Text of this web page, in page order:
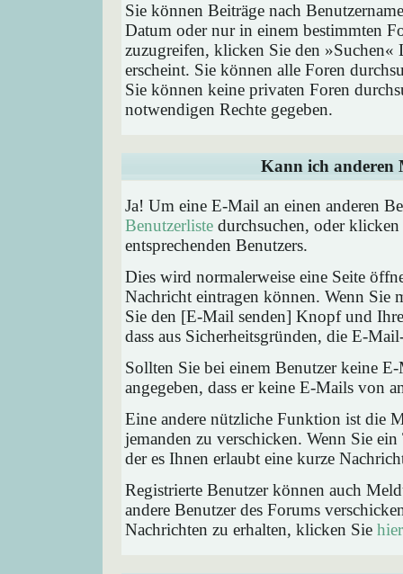
Sie können Beiträge nach
Datum oder nur in einem bestimmten
zuzugreifen, klicken Sie den »Suchen«
erscheint. Sie können alle Foren
Sie können keine privaten Foren
notwendigen Rechte gegeben.
Kann ich anderen
Ja! Um eine E-Mail an einen anderen
Benutzerliste durchsuchen, oder
entsprechenden Benutzers.
Dies wird normalerweise eine Seite
Nachricht eintragen können. Wenn
Sie den [E-Mail senden] Knopf und
dass aus Sicherheitsgründen, die E-
Sollten Sie bei einem Benutzer keine
angegeben, dass er keine E-Mails von
Eine andere nützliche Funktion ist die
jemanden zu verschicken. Wenn Sie
der es Ihnen erlaubt eine kurze
Registrierte Benutzer können auch
andere Benutzer des Forums
Nachrichten zu erhalten, klicken Sie hier